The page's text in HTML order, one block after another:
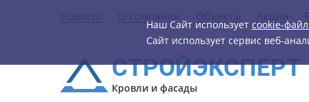
СТРОЙЭКСПЕРТ
Кровли и фасады
Наш Сайт использует cookie-
Сайт использует сервис веб-